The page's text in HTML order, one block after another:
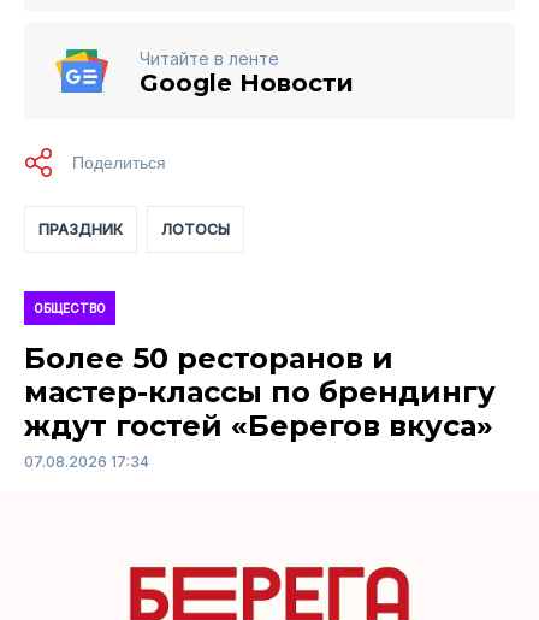
Читайте в ленте
Google Новости
ПРАЗДНИК ЛОТОСЫ
ОБЩЕСТВО
Более 50 ресторанов и
мастер-классы по брендингу
ждут гостей «Берегов вкуса»
07.08.2026 17:34